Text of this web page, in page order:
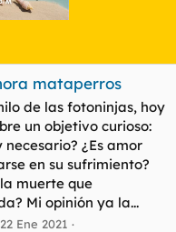
mataperros
de las fotoninjas, hoy
un objetivo curioso:
¿Es amor
en su sufrimiento?
muerte que
Mi opinión ya la...
22 Ene 2021